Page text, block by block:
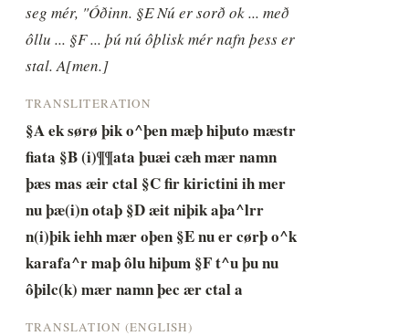
seg mér, "Óðinn. §E Nú er sorð ok ... með
ôllu ... §F ... þú nú ôþlisk mér nafn þess er
stal. A[men.]
TRANSLITERATION
§A ek sørø þik o^þen mæþ hiþuto mæstr
fiata §B (i)¶¶ata þuæi cæh mær namn
þæs mas æir ctal §C fir kirictini ih mer
nu þæ(i)n otaþ §D æit niþik aþa^lrr
n(i)þik iehh mær oþen §E nu er cørþ o^k
karafa^r maþ ôlu hiþum §F t^u þu nu
ôþilc(k) mær namn þec ær ctal a
TRANSLATION (ENGLISH)